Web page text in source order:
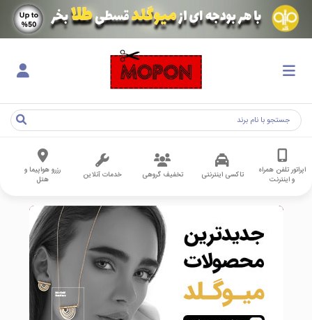
اپراتور تلفن همراه
و اینترنت
تاکسی اینترنتی تخفیف گروهی خدمات آنلاین
رزرو هواپیما و
هتل